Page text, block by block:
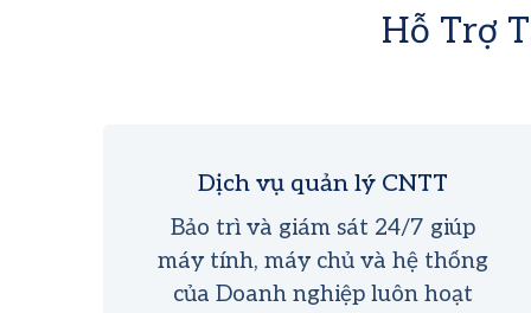
Hỗ Trợ
Dịch vụ quản lý CNTT
Bảo trì và giám sát 24/7 giúp
máy tính, máy chủ và hệ thống
của Doanh nghiệp luôn hoạt